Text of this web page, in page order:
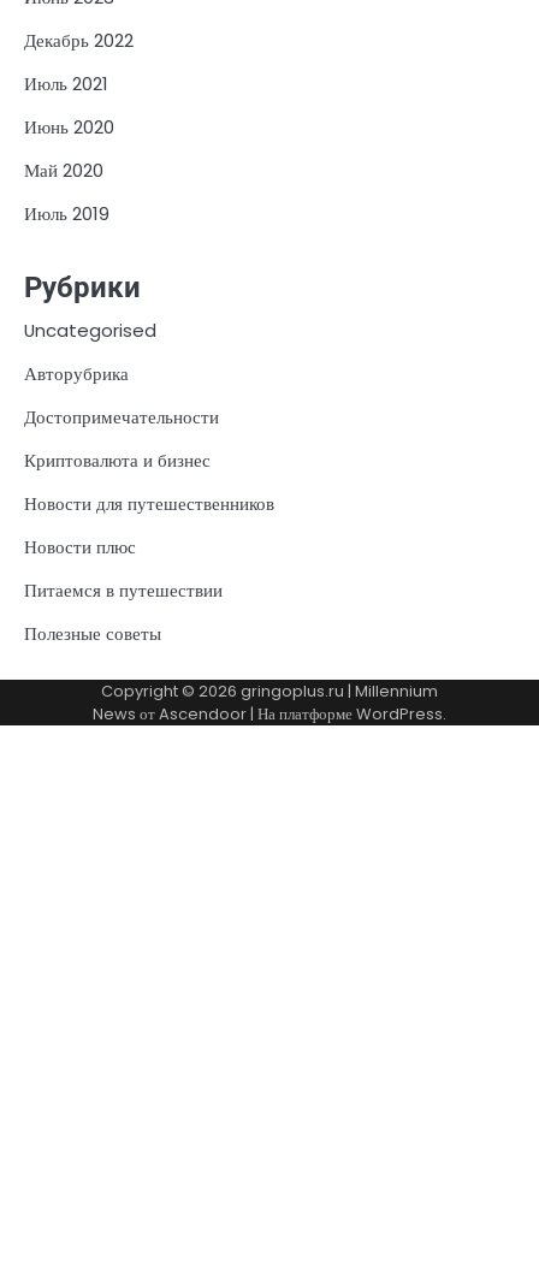
Декабрь 2022
Июль 2021
Июнь 2020
Май 2020
Июль 2019
Рубрики
Uncategorised
Авторубрика
Достопримечательности
Криптовалюта и бизнес
Новости для путешественников
Новости плюс
Питаемся в путешествии
Полезные советы
Copyright © 2026 gringoplus.ru | Millennium
News отAscendoor | На платформеWordPress.